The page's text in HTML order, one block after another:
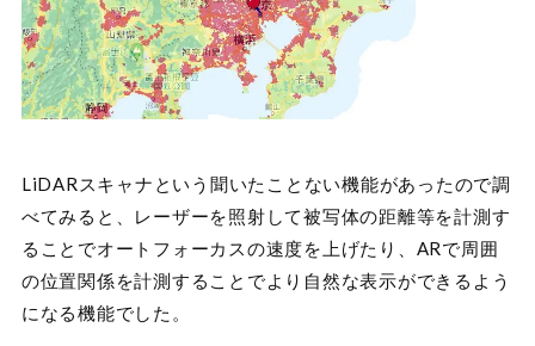
LiDARスキャナという聞いたことない機能があったので調
べてみると、レーザーを照射して被写体の距離等を計測す
ることでオートフォーカスの速度を上げたり、ARで周囲
の位置関係を計測することでより自然な表示ができるよう
になる機能でした。